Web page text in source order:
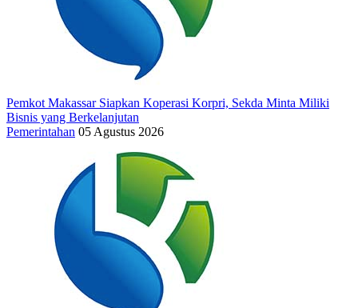
Pemkot Makassar Siapkan Koperasi Korpri, Sekda Minta Miliki
Bisnis yang Berkelanjutan
Pemerintahan 05 Agustus 2026